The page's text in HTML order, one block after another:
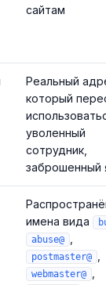
сайтам
Реальный
который
уволенный
сотрудник,
заброшенный
имена вида
abuse@
postmaster@
webmaster@